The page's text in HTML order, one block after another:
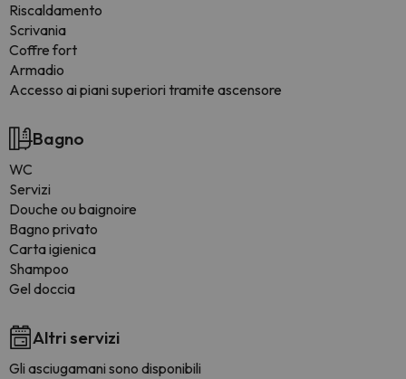
Riscaldamento
Scrivania
Coffre fort
Armadio
Accesso ai piani superiori tramite ascensore
Bagno
WC
Servizi
Douche ou baignoire
Bagno privato
Carta igienica
Shampoo
Gel doccia
Altri servizi
Gli asciugamani sono disponibili